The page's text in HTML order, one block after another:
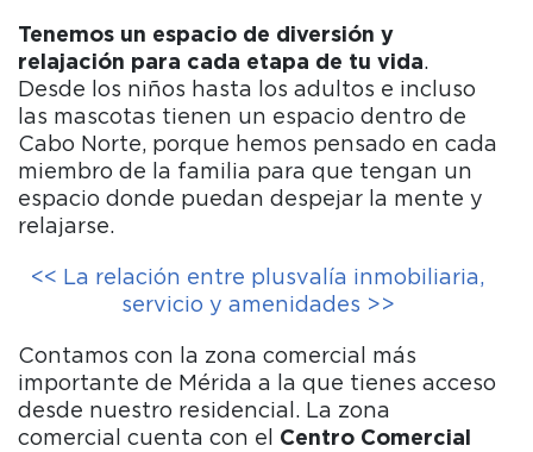
Tenemos un espacio de diversión y
relajación para cada etapa de tu vida.
Desde los niños hasta los adultos e incluso
las mascotas tienen un espacio dentro de
Cabo Norte, porque hemos pensado en cada
miembro de la familia para que tengan un
espacio donde puedan despejar la mente y
relajarse.
<< La relación entre plusvalía inmobiliaria,
servicio y amenidades >>
Contamos con la zona comercial más
importante de Mérida a la que tienes acceso
desde nuestro residencial. La zona
comercial cuenta con el Centro Comercial